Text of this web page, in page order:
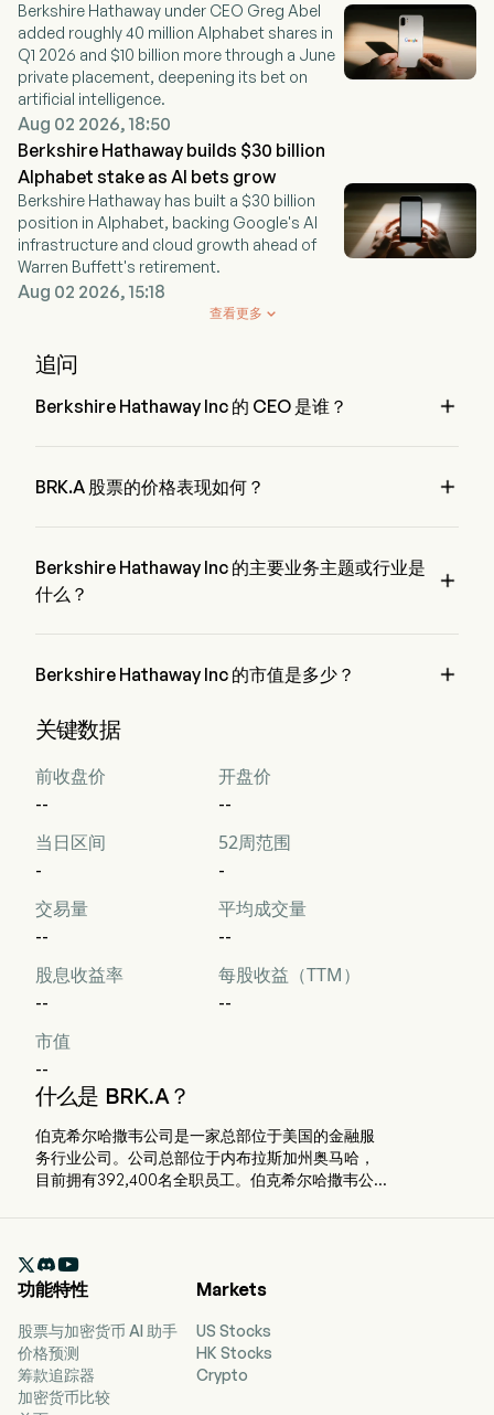
Berkshire Hathaway under CEO Greg Abel
added roughly 40 million Alphabet shares in
Q1 2026 and $10 billion more through a June
private placement, deepening its bet on
artificial intelligence.
Aug 02 2026, 18:50
Berkshire Hathaway builds $30 billion
Alphabet stake as AI bets grow
Berkshire Hathaway has built a $30 billion
position in Alphabet, backing Google's AI
infrastructure and cloud growth ahead of
Warren Buffett's retirement.
Aug 02 2026, 15:18

查看更多
追问
Berkshire Hathaway Inc 的 CEO 是谁？ 
BRK.A 股票的价格表现如何？ 
Berkshire Hathaway Inc 的主要业务主题或行业是
什么？

Berkshire Hathaway Inc 的市值是多少？ 
关键数据
前收盘价
--
开盘价
--
当日区间
-
52周范围
-
交易量
--
平均成交量
--
股息收益率
--
每股收益（TTM）
--
市值
--
什么是 BRK.A？
伯克希尔哈撒韦公司是一家总部位于美国的金融服
务行业公司。公司总部位于内布拉斯加州奥马哈，
目前拥有392,400名全职员工。伯克希尔哈撒韦公
铁路公司（BNSF）、伯克希尔哈撒韦能源公司
（BHE）、Pilot Travel Centers（Pilot）、制造、
门包括GEICO、伯克希尔哈撒韦主要集团和伯克希
尔哈撒韦再保险集团。BNSF部门包括北美铁路系统
的运营。BHE部门提供受监管的电力和天然气公用
事业以及房地产经纪服务。制造部门生产各种产

功能特性
股票与加密货币 AI 助手
价格预测
筹款追踪器
加密货币比较
Markets
US Stocks
HK Stocks
Crypto